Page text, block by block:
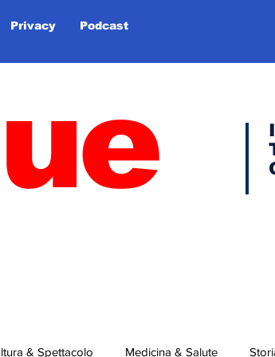
Privacy Podcast
& Spettacolo Medicina & Salute